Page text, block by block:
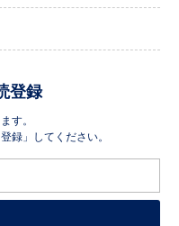
登録
す。
録」してください。